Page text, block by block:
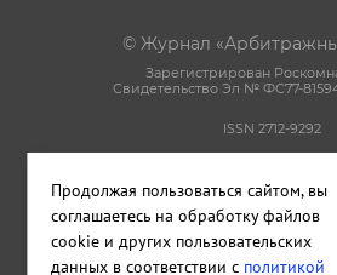
© Журнал
Зарегистрирован
Свидетельство Эл № ФС77-81594
ISSN 2712-9292
Пользовательское
Правила использования
Продолжая пользоваться сайтом, вы
соглашаетесь на обработку файлов
cookie и других пользовательских
данных в соответствии с политикой